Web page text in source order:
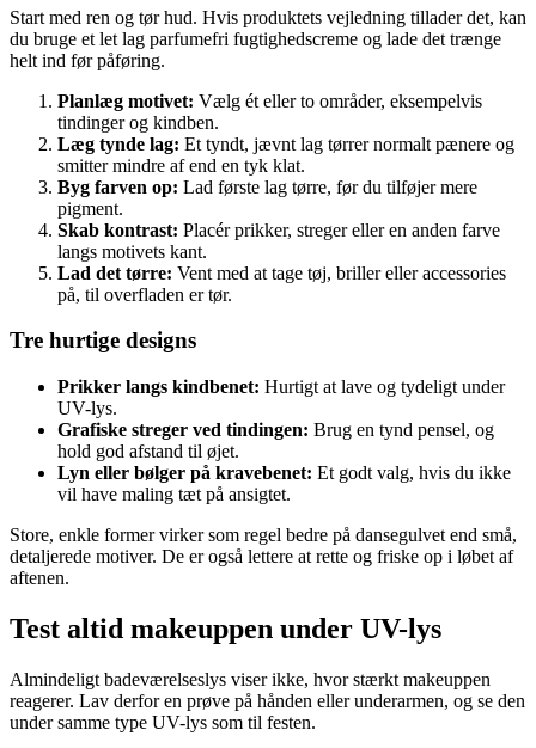
Start med ren og tør hud. Hvis produktets vejledning tillader det, kan
du bruge et let lag parfumefri fugtighedscreme og lade det trænge
helt ind før påføring.
Planlæg motivet: Vælg ét eller to områder, eksempelvis
tindinger og kindben.
Læg tynde lag: Et tyndt, jævnt lag tørrer normalt pænere og
smitter mindre af end en tyk klat.
Byg farven op: Lad første lag tørre, før du tilføjer mere
pigment.
Skab kontrast: Placér prikker, streger eller en anden farve
langs motivets kant.
Lad det tørre: Vent med at tage tøj, briller eller accessories
på, til overfladen er tør.
Tre hurtige designs
Prikker langs kindbenet: Hurtigt at lave og tydeligt under
UV-lys.
Grafiske streger ved tindingen: Brug en tynd pensel, og
hold god afstand til øjet.
Lyn eller bølger på kravebenet: Et godt valg, hvis du ikke
vil have maling tæt på ansigtet.
Store, enkle former virker som regel bedre på dansegulvet end små,
detaljerede motiver. De er også lettere at rette og friske op i løbet af
aftenen.
Test altid makeuppen under UV-lys
Almindeligt badeværelseslys viser ikke, hvor stærkt makeuppen
reagerer. Lav derfor en prøve på hånden eller underarmen, og se den
under samme type UV-lys som til festen.